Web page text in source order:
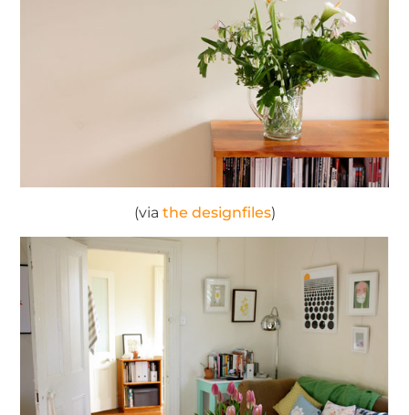
(via the designfiles)